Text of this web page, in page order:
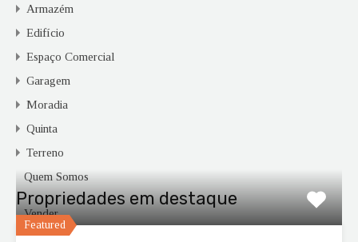
Armazém
Edifício
Espaço Comercial
Garagem
Moradia
Quinta
Terreno
Propriedades em destaque
Featured
Quem Somos
Vender